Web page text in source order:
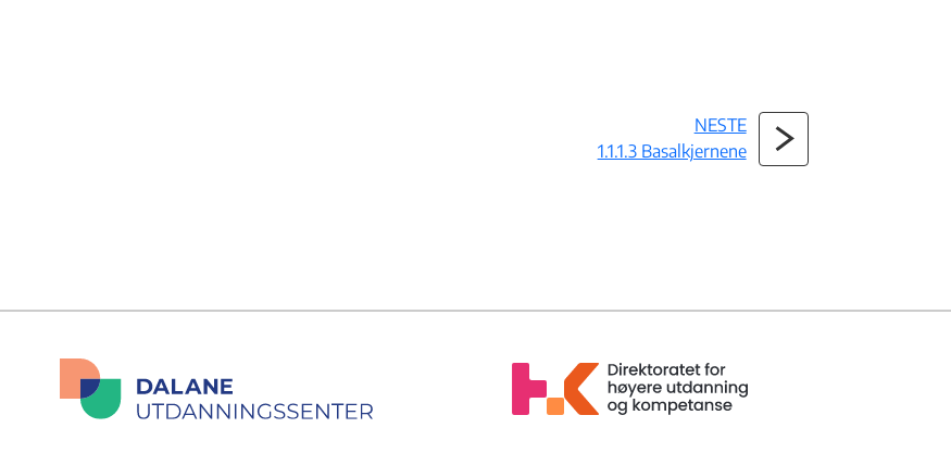
NESTE
1.1.1.3 Basalkjernene